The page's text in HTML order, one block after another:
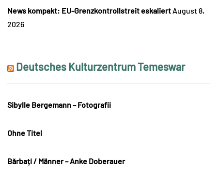
News kompakt: EU-Grenzkontrollstreit eskaliert August 8,
2026
Deutsches Kulturzentrum Temeswar
Sibylle Bergemann – Fotografii
Ohne Titel
Bărbați / Männer – Anke Doberauer